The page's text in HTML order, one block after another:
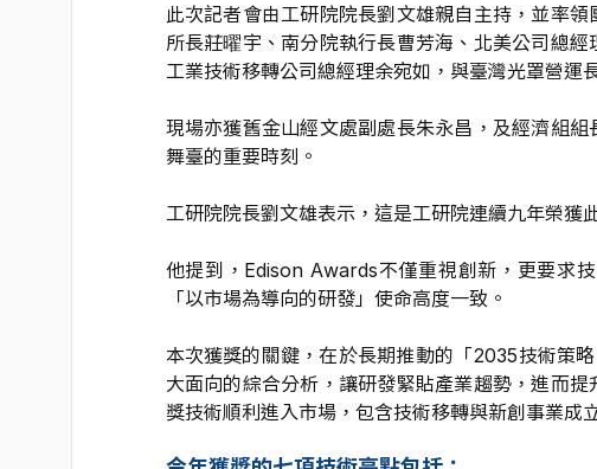
此次記者會由工研院院長劉文雄親自主持，並率
所長莊曜宇、南分院執行長曹芳海、北美公司總
工業技術移轉公司總經理余宛如，與臺灣光罩營運
現場亦獲舊金山經文處副處長朱永昌，及經濟組
舞臺的重要時刻。
工研院院長劉文雄表示，這是工研院連續九年榮獲
他提到，Edison Awards不僅重視創新，更要求
「以市場為導向的研發」使命高度一致。
本次獲獎的關鍵，在於長期推動的「2035技術策
大面向的綜合分析，讓研發緊貼產業趨勢，進而
獎技術順利進入市場，包含技術移轉與新創事業成